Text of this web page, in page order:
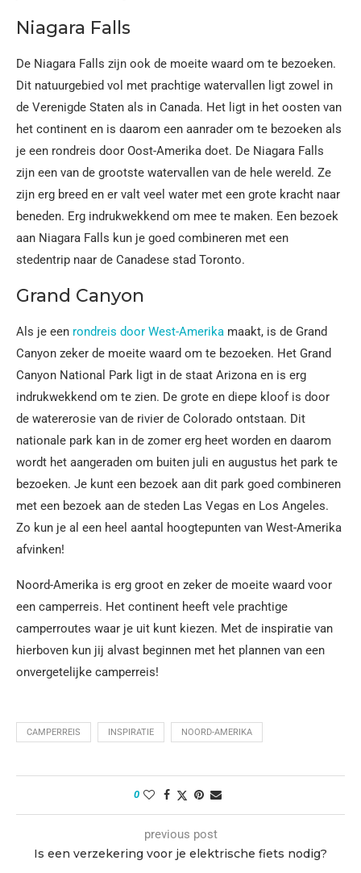
Niagara Falls
De Niagara Falls zijn ook de moeite waard om te bezoeken.
Dit natuurgebied vol met prachtige watervallen ligt zowel in
de Verenigde Staten als in Canada. Het ligt in het oosten van
het continent en is daarom een aanrader om te bezoeken als
je een rondreis door Oost-Amerika doet. De Niagara Falls
zijn een van de grootste watervallen van de hele wereld. Ze
zijn erg breed en er valt veel water met een grote kracht naar
beneden. Erg indrukwekkend om mee te maken. Een bezoek
aan Niagara Falls kun je goed combineren met een
stedentrip naar de Canadese stad Toronto.
Grand Canyon
Als je een rondreis door West-Amerika maakt, is de Grand
Canyon zeker de moeite waard om te bezoeken. Het Grand
Canyon National Park ligt in de staat Arizona en is erg
indrukwekkend om te zien. De grote en diepe kloof is door
de watererosie van de rivier de Colorado ontstaan. Dit
nationale park kan in de zomer erg heet worden en daarom
wordt het aangeraden om buiten juli en augustus het park te
bezoeken. Je kunt een bezoek aan dit park goed combineren
met een bezoek aan de steden Las Vegas en Los Angeles.
Zo kun je al een heel aantal hoogtepunten van West-Amerika
afvinken!
Noord-Amerika is erg groot en zeker de moeite waard voor
een camperreis. Het continent heeft vele prachtige
camperroutes waar je uit kunt kiezen. Met de inspiratie van
hierboven kun jij alvast beginnen met het plannen van een
onvergetelijke camperreis!
CAMPERREIS INSPIRATIE NOORD-AMERIKA
0
previous post
Is een verzekering voor je elektrische fiets nodig?